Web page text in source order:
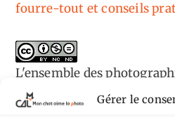
Gérer le
fourre-tout et conseils
L'ensemble des
Aime la Photoest mis à